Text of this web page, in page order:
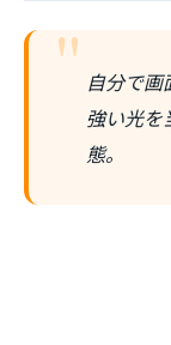
" 自分で画
強い光を
態。